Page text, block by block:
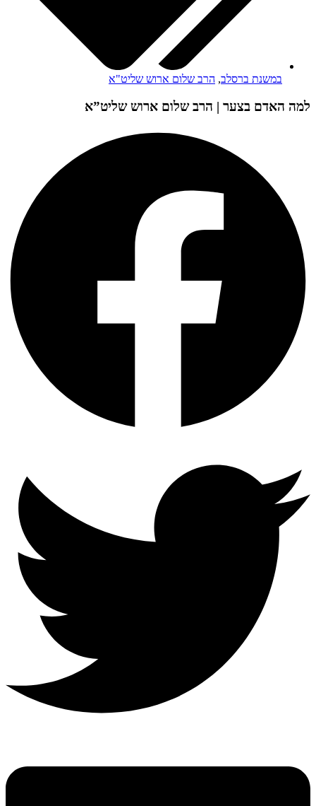
במשנת ברסלב, הרב שלום ארוש שליט"א
למה האדם בצער | הרב שלום ארוש שליט”א